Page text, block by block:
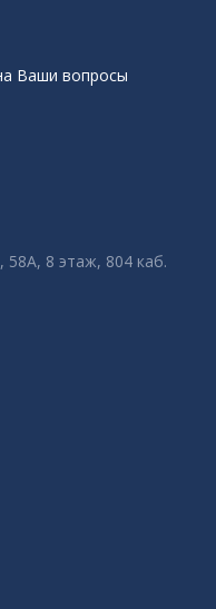
Ваши вопросы
58А, 8 этаж, 804 каб.